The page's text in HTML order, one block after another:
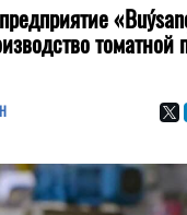
томатной